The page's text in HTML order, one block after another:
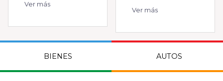
Ver más
Ver más
BIENES AUTOS